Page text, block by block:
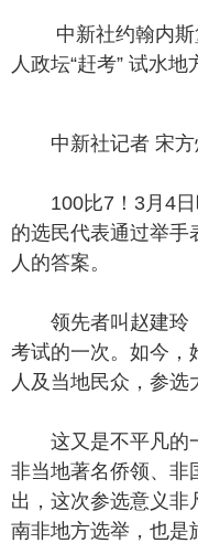
中新社约翰内
人政坛“赶考” 试水地
中新社记者 宋方
100比7！3月4
的选民代表通过举手
人的答案。
领先者叫赵建玲
考试的一次。如今，
人及当地民众，参选
这又是不平凡的
非当地著名侨领、非
出，这次参选意义非
南非地方选举，也是